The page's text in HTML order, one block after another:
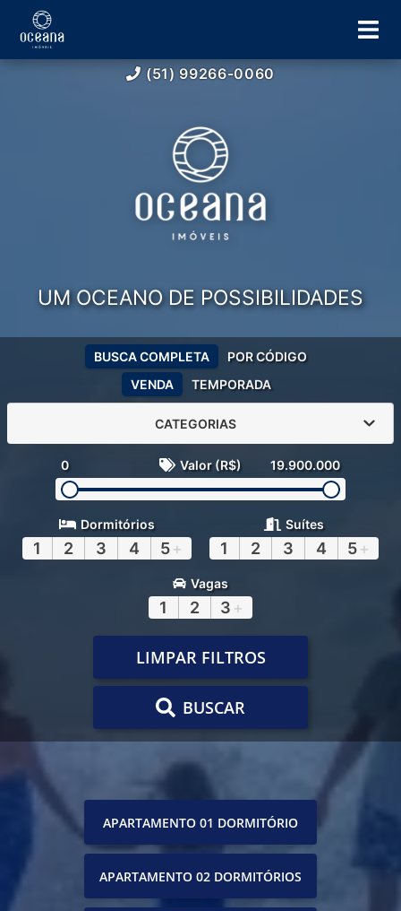
(51) 99266-0060
UM OCEANO DE POSSIBILIDADES
VENDA TEMPORADA
BUSCA COMPLETA POR CÓDIGO
CATEGORIAS
0 Valor (R$) 19.900.000
Dormitórios
1 2 3 4 5+
Suítes
1 2 3 4 5+
Vagas
1 2 3 +
LIMPAR FILTROS
BUSCAR
APARTAMENTO 01 DORMITÓRIO
APARTAMENTO 02 DORMITÓRIOS